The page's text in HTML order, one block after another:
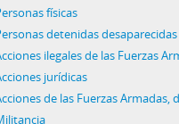
físicas
detenidas desaparecidas
jurídicas